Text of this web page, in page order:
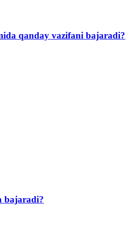
qanday vazifani bajaradi?
bajaradi?